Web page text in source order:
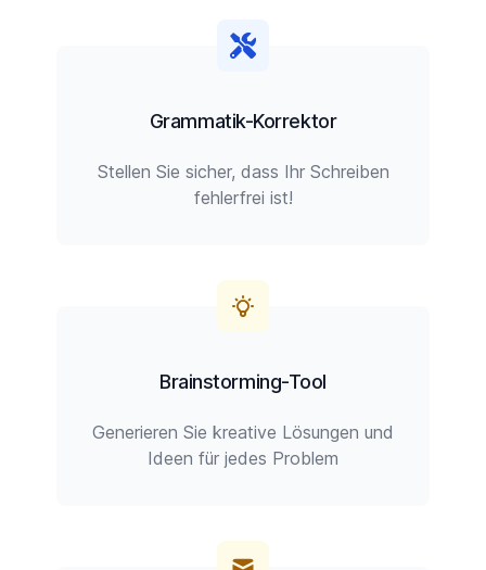
Grammatik-Korrektor
Stellen Sie sicher, dass Ihr Schreiben
fehlerfrei ist!
Brainstorming-Tool
Generieren Sie kreative Lösungen und
Ideen für jedes Problem